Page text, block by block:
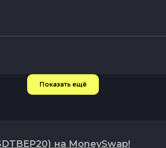
Показать ещё
на MoneySwap!